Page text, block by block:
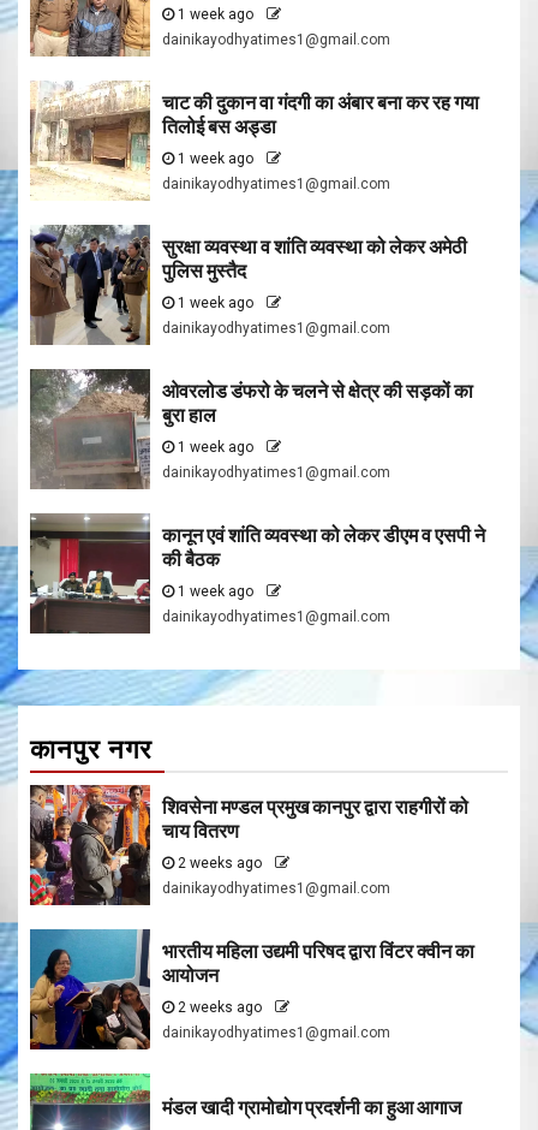
1 week ago
dainikayodhyatimes1@gmail.com
चाट की दुकान वा गंदगी का अंबार बना कर रह गया
तिलोई बस अड्डा
1 week ago
dainikayodhyatimes1@gmail.com
सुरक्षा व्यवस्था व शांति व्यवस्था को लेकर अमेठी
पुलिस मुस्तैद
1 week ago
dainikayodhyatimes1@gmail.com
ओवरलोड डंफरो के चलने से क्षेत्र की सड़कों का
बुरा हाल
1 week ago
dainikayodhyatimes1@gmail.com
कानून एवं शांति व्यवस्था को लेकर डीएम व एसपी ने
की बैठक
1 week ago
dainikayodhyatimes1@gmail.com
कानपुर नगर
शिवसेना मण्डल प्रमुख कानपुर द्वारा राहगीरों को
चाय वितरण
2 weeks ago
dainikayodhyatimes1@gmail.com
भारतीय महिला उद्यमी परिषद द्वारा विंटर क्वीन का
आयोजन
2 weeks ago
dainikayodhyatimes1@gmail.com
मंडल खादी ग्रामोद्योग प्रदर्शनी का हुआ आगाज